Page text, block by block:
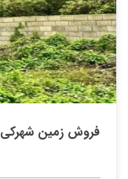
فروش زمین شهرکی ۲۴۰ متری اقساطی بدون بهره سند دار